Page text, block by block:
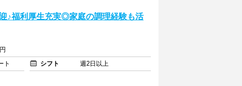
♪福利厚生充実◎家庭の調理経験も活
ト シフト
週2日以上